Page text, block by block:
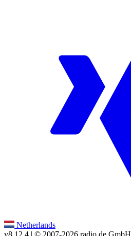
Netherlands